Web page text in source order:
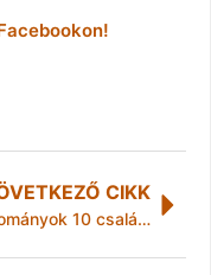
CIKK
Adományok 10 családnak